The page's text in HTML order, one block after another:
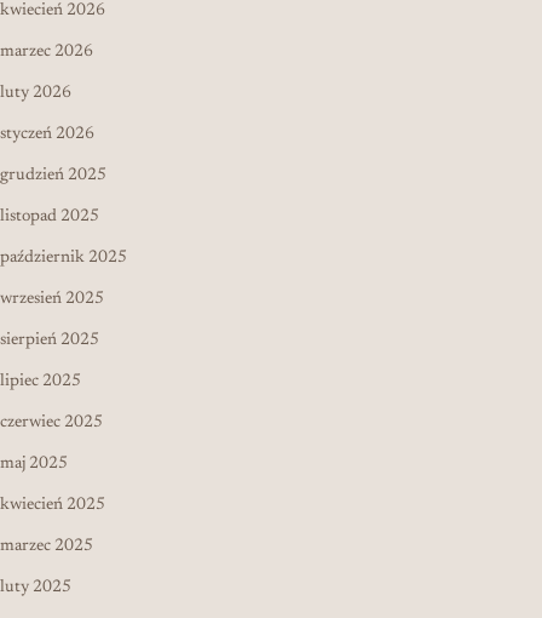
kwiecień 2026
marzec 2026
luty 2026
styczeń 2026
grudzień 2025
listopad 2025
październik 2025
wrzesień 2025
sierpień 2025
lipiec 2025
czerwiec 2025
maj 2025
kwiecień 2025
marzec 2025
luty 2025